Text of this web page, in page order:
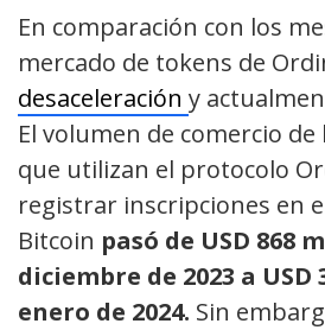
En comparación con los
mercado de tokens de
desaceleración y
El volumen de comercio de
que utilizan el protocolo
registrar inscripciones en
Bitcoin pasó de USD 868
diciembre de 2023 a
enero de 2024. Sin